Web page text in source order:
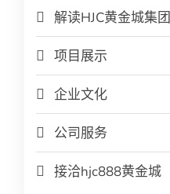
解读HJC黄金城集团
项目展示
企业文化
公司服务
接洽hjc888黄金城